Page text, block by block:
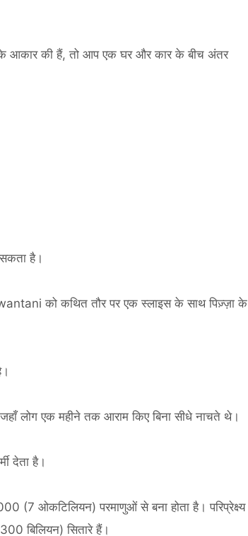
के आकार की हैं, तो आप एक घर और कार के बीच अंतर
है।
को कथित तौर पर एक स्लाइस के साथ पिज़्ज़ा के
लोग एक महीने तक आराम किए बिना सीधे नाचते थे।
देता है।
परमाणुओं से बना होता है। परिप्रेक्ष्य
बिलियन) सितारे हैं।